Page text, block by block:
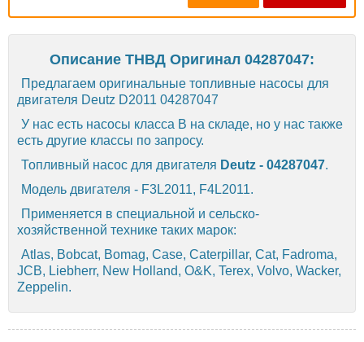
Описание ТНВД Оригинал 04287047:
Предлагаем оригинальные топливные насосы для
двигателя Deutz D2011 04287047
У нас есть насосы класса B на складе, но у нас также
есть другие классы по запросу.
Топливный насос для двигателя Deutz - 04287047.
Модель двигателя - F3L2011, F4L2011.
Применяется в специальной и сельско-
хозяйственной технике таких марок:
Atlas, Bobcat, Bomag, Case, Caterpillar, Cat, Fadroma,
JCB, Liebherr, New Holland, O&K, Terex, Volvo, Wacker,
Zeppelin.